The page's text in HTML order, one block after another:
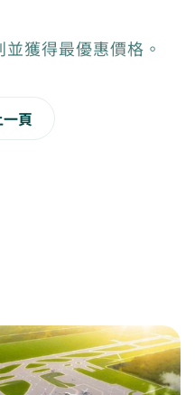
獲得最優惠價格。
頁